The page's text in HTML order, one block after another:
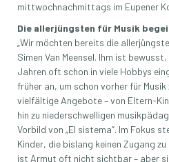
mittwochnachmittags im Eupener
Die allerjüngsten für Musik
„Wir möchten bereits die
Simen Van Meensel. Ihm ist
Jahren oft schon in viele Hobbys
früher an, um schon vorher für
vielfältige Angebote – von Eltern-
hin zu niederschwelligen
Vorbild von „El sistema“. Im Fokus
Kinder, die bislang keinen Zugang
ist Armut oft nicht sichtbar – aber